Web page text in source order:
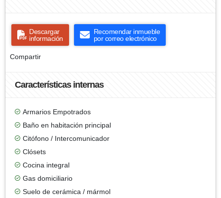
Descargar
información
Recomendar inmueble
por correo electrónico
Compartir
Características internas
Armarios Empotrados
Baño en habitación principal
Citófono / Intercomunicador
Clósets
Cocina integral
Gas domiciliario
Suelo de cerámica / mármol